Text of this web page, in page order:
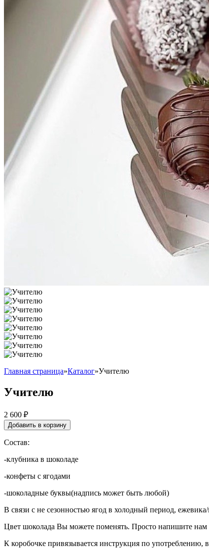
Главная страница»Каталог»Учителю
Учителю
2 600 ₽
Добавить в корзину
Состав:
-клубника в шоколаде
-конфеты с ягодами
-шоколадные буквы(надпись может быть любой)
В связи с не сезонностью ягод в холодный период,
Цвет шоколада Вы можете поменять. Просто напишите нам
К коробочке привязывается инструкция по употреблению,